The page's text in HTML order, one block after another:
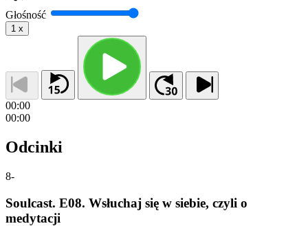
Głośność
1 x
00:00
00:00
Odcinki
8-
Soulcast. E08. Wsłuchaj się w siebie, czyli o
medytacji